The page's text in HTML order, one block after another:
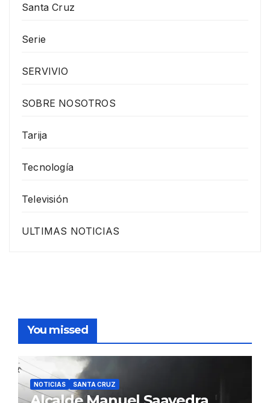
Santa Cruz
Serie
SERVIVIO
SOBRE NOSOTROS
Tarija
Tecnología
Televisión
ULTIMAS NOTICIAS
You missed
NOTICIAS SANTA CRUZ